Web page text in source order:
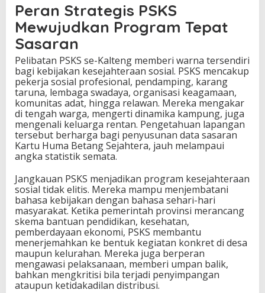
Peran Strategis PSKS
Mewujudkan Program Tepat
Sasaran
Pelibatan PSKS se-Kalteng memberi warna tersendiri
bagi kebijakan kesejahteraan sosial. PSKS mencakup
pekerja sosial profesional, pendamping, karang
taruna, lembaga swadaya, organisasi keagamaan,
komunitas adat, hingga relawan. Mereka mengakar
di tengah warga, mengerti dinamika kampung, juga
mengenali keluarga rentan. Pengetahuan lapangan
tersebut berharga bagi penyusunan data sasaran
Kartu Huma Betang Sejahtera, jauh melampaui
angka statistik semata.
Jangkauan PSKS menjadikan program kesejahteraan
sosial tidak elitis. Mereka mampu menjembatani
bahasa kebijakan dengan bahasa sehari-hari
masyarakat. Ketika pemerintah provinsi merancang
skema bantuan pendidikan, kesehatan,
pemberdayaan ekonomi, PSKS membantu
menerjemahkan ke bentuk kegiatan konkret di desa
maupun kelurahan. Mereka juga berperan
mengawasi pelaksanaan, memberi umpan balik,
bahkan mengkritisi bila terjadi penyimpangan
ataupun ketidakadilan distribusi.